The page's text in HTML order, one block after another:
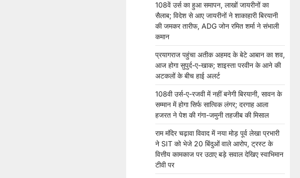
108वें उर्स का हुआ समापन, लाखों जायरीनों का
सैलाब; विदेश से आए जायरीनों ने शाकाहारी बिरयानी
की जमकर तारीफ, ADG जोन रमित शर्मा ने संभाली
कमान
प्रयागराज पहुंचा अतीक अहमद के बेटे आबान का शव,
आज होगा सुपुर्द-ए-खाक; शाइस्ता परवीन के आने की
अटकलों के बीच हाई अलर्ट
108वी उर्स-ए-रजवी में नहीं बनेगी बिरयानी, सावन के
सम्मान में होगा सिर्फ सात्विक लंगर; दरगाह आला
हजरत ने पेश की गंगा-जमुनी तहजीब की मिसाल
राम मंदिर चढ़ावा विवाद में नया मोड़ पूर्व लेखा प्रभारी
ने SIT को भेजे 20 बिंदुओं वाले आरोप, ट्रस्ट के
वित्तीय कामकाज पर उठाए बड़े सवाल देखिए स्वाभिमान
टीवी पर